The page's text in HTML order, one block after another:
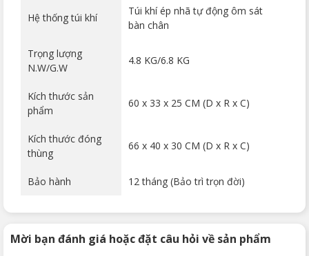
Hệ thống túi khí
Túi khí ép nhã tự động ôm sát
bàn chân
Trọng lượng
N.W/G.W
4.8 KG/6.8 KG
Kích thước sản
phẩm
60 x 33 x 25 CM (D x R x C)
Kích thước đóng
thùng
66 x 40 x 30 CM (D x R x C)
Bảo hành 12 tháng (Bảo trì trọn đời)
Mời bạn đánh giá hoặc đặt câu hỏi về sản phẩm